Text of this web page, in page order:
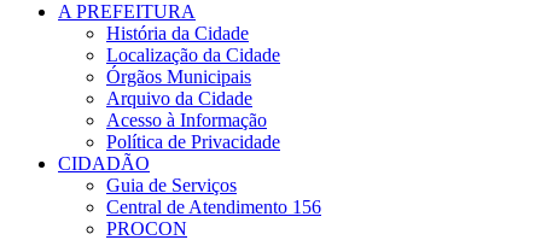
A PREFEITURA
História da Cidade
Localização da Cidade
Órgãos Municipais
Arquivo da Cidade
Acesso à Informação
Política de Privacidade
CIDADÃO
Guia de Serviços
Central de Atendimento 156
PROCON